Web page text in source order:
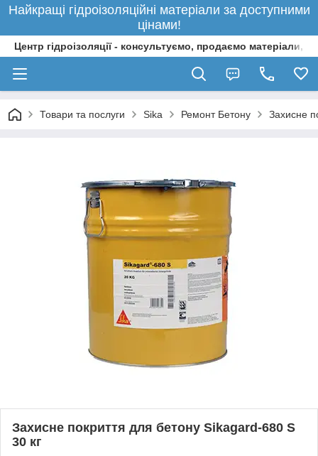
Найкращі гідроізоляційні матеріали за доступними
цінами!
Центр гідроізоляції - консультуємо, продаємо матеріали,
Товари та послуги Sika Ремонт Бетону Захисне
Захисне покриття для бетону Sikagard-680 S
30 кг